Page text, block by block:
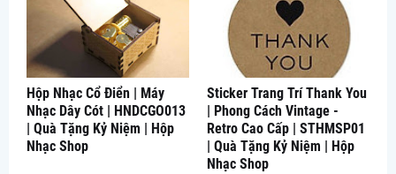
Hộp Nhạc Cổ Điển | Máy
Nhạc Dây Cót | HNDCGO013
| Quà Tặng Kỷ Niệm | Hộp
Nhạc Shop
Sticker Trang Trí Thank You
| Phong Cách Vintage -
Retro Cao Cấp | STHMSP01
| Quà Tặng Kỷ Niệm | Hộp
Nhạc Shop